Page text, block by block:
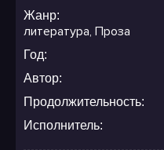
Жанр:
литература, Проза
Год:
Автор:
Продолжительность:
Исполнитель: